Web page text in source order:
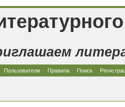
Пользователи Правила Поиск